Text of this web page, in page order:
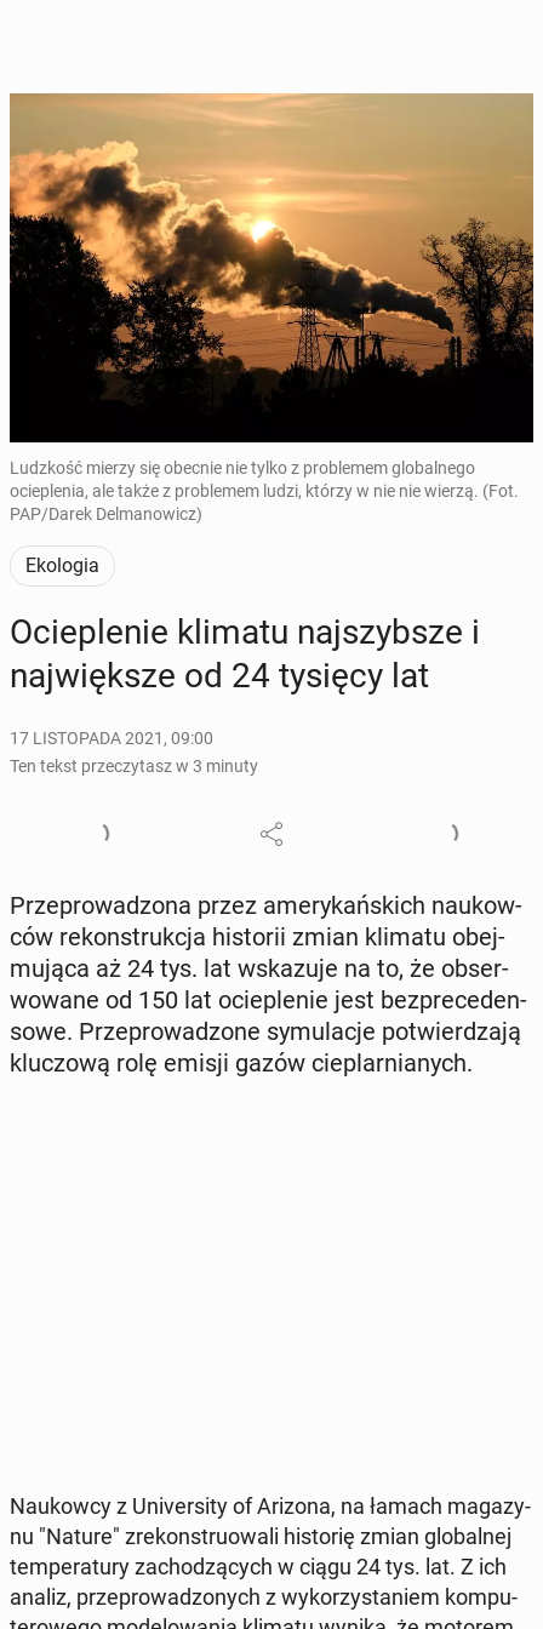
Ludzkość mierzy się obecnie nie tylko z problemem globalnego
ocieplenia, ale także z problemem ludzi, którzy w nie nie wierzą. (Fot.
PAP/Darek Delmanowicz)
Ekologia
Ocie­ple­nie klimatu naj­szyb­sze i
naj­więk­sze od 24 tysięcy lat
17 LISTOPADA 2021, 09:00
Ten tekst przeczytasz w 3 minuty
Prze­pro­wa­dzo­na przez ame­ry­kań­skich na­ukow­
ców re­kon­struk­cja hi­sto­rii zmian klimatu obej­
mu­ją­ca aż 24 tys. lat wska­zu­je na to, że ob­ser­
wo­wa­ne od 150 lat ocie­ple­nie jest bez­pre­ce­den­
so­we. Prze­pro­wa­dzo­ne sy­mu­la­cje po­twier­dza­ją
klu­czo­wą rolę emisji gazów cie­plar­nia­nych.
Na­ukow­cy z Uni­ver­si­ty of Arizona, na łamach ma­ga­zy­
nu "Nature" zre­kon­stru­owa­li hi­sto­rię zmian glo­bal­nej
tem­pe­ra­tu­ry za­cho­dzą­cych w ciągu 24 tys. lat. Z ich
analiz, prze­pro­wa­dzo­nych z wy­ko­rzy­sta­niem kom­pu­